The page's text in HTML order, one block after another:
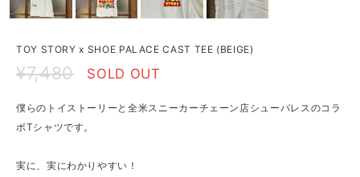
TOY STORY x SHOE PALACE CAST TEE (BEIGE)
¥7,480 SOLD OUT
僕らのトイストーリーと全米スニーカーチェーン店シューパレスのコラ
ボTシャツです。
実に、実にわかりやすい！